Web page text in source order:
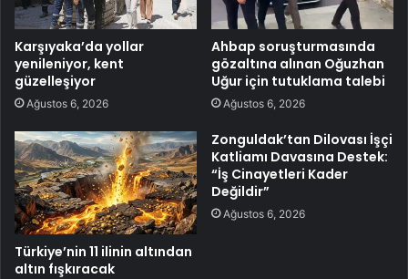
Karşıyaka’da yollar
yenileniyor, kent
güzelleşiyor
Ağustos 6, 2026
Ahbap soruşturmasında
gözaltına alınan Oğuzhan
Uğur için tutuklama talebi
Ağustos 6, 2026
Türkiye’nin 11 ilinin altından
altın fışkıracak
Zonguldak’tan Dilovası İşçi
Katliamı Davasına Destek:
“İş Cinayetleri Kader
Değildir”
Ağustos 6, 2026